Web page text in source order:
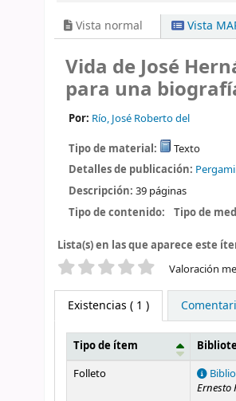
Vista normal Vista
Vida de José
para una
Por: Río, José Roberto del
Tipo de material:
Texto
Detalles de publicación:
Descripción: 39 páginas
Tipo de contenido:
Tipo de
Lista(s) en las que aparece este
Valoración Valoración
Existencias ( 1 )
Existencias
Tipo de ítem
Folleto
Ernesto